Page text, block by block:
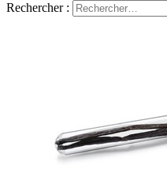
Rechercher :